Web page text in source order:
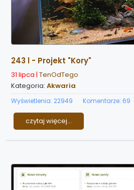
243 l - Projekt "Kory"
31 lipca | TenOdTego
Kategoria: Akwaria
Wyświetlenia: 22949 Komentarze: 69
czytaj więcej...